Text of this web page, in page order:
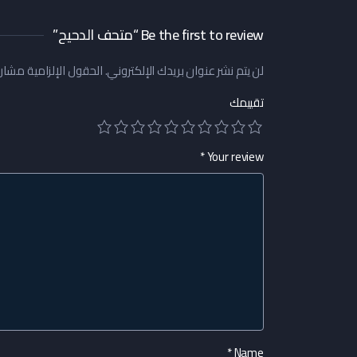
Be the first to review “متحف الدحيح”
لن يتم نشر عنوان بريدك الإلكتروني.الحقول الإلزامية مشار
تقييمك
Your review
*